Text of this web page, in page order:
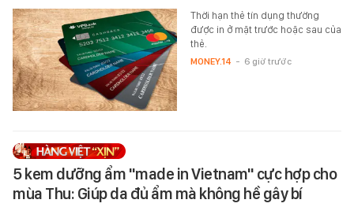
Thời hạn thẻ tín dụng thường
được in ở mặt trước hoặc sau của
thẻ.
MONEY.14 - 6 giờ trước
5 kem dưỡng ẩm "made in Vietnam" cực hợp cho
mùa Thu: Giúp da đủ ẩm mà không hề gây bí